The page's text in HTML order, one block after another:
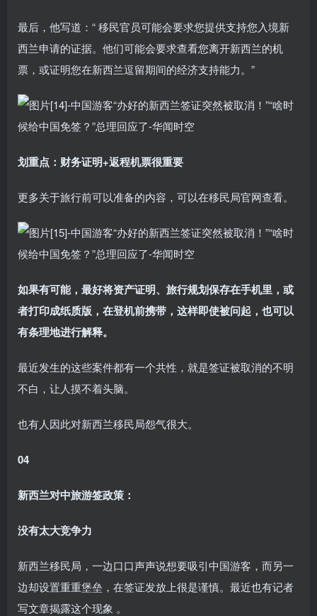
最后，他写道：“ 移民官员可能会要求您提供支持您入境新
西兰申请的证据。他们可能会要求查看您离开新西兰的机
票，或证明您在新西兰逗留期间的经济支持能力。”
划重点：财务证明+返程机票很重要
更多关于旅行前可以准备的内容，可以在移民局官网查看。
如果有可能，最好将资产证明、旅行规划保存在手机里，或
者打印成纸质版，在登机前携带，这样即使被问起，也可以
有条理地进行解释。
最近发生的这些案件都有一个共性，就是签证被取消的不明
不白，让人摸不着头脑。
也有人因此对新西兰移民局怨气很大。
04
新西兰对中旅游签政策：
没有太大竞争力
新西兰移民局，一边口口声声说想要吸引中国游客，而另一
边却设置重重堡垒，在签证发放上很是谨慎。最近也有记者
写文章揭露这个现象 。